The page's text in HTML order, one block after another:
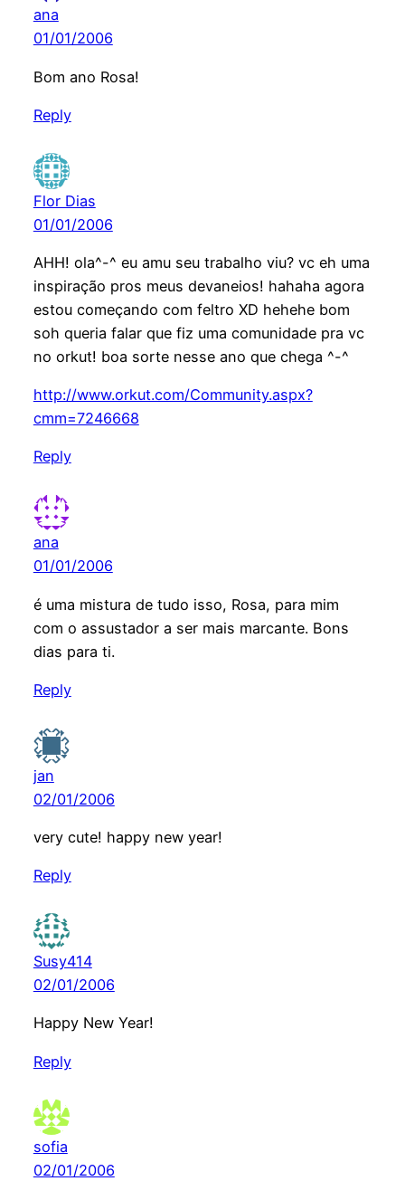
ana
01/01/2006
Bom ano Rosa!
Reply
Flor Dias
01/01/2006
AHH! ola^-^ eu amu seu trabalho viu? vc eh uma
inspiração pros meus devaneios! hahaha agora
estou começando com feltro XD hehehe bom
soh queria falar que fiz uma comunidade pra vc
no orkut! boa sorte nesse ano que chega ^-^
http://www.orkut.com/Community.aspx?
cmm=7246668
Reply
ana
01/01/2006
é uma mistura de tudo isso, Rosa, para mim
com o assustador a ser mais marcante. Bons
dias para ti.
Reply
jan
02/01/2006
very cute! happy new year!
Reply
Susy414
02/01/2006
Happy New Year!
Reply
sofia
02/01/2006